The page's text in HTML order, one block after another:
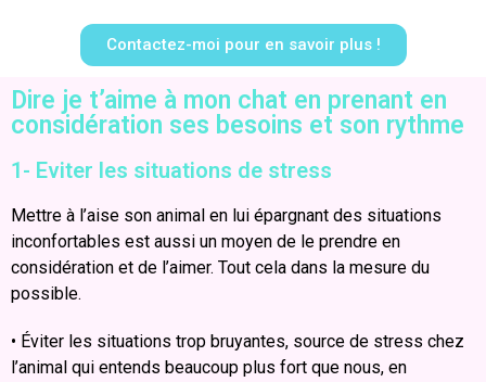
Contactez-moi pour en savoir plus !
Dire je t’aime à mon chat en prenant en
considération ses besoins et son rythme
1- Eviter les situations de stress
Mettre à l’aise son animal en lui épargnant des situations
inconfortables est aussi un moyen de le prendre en
considération et de l’aimer. Tout cela dans la mesure du
possible.
• Éviter les situations trop bruyantes, source de stress chez
l’animal qui entends beaucoup plus fort que nous, en